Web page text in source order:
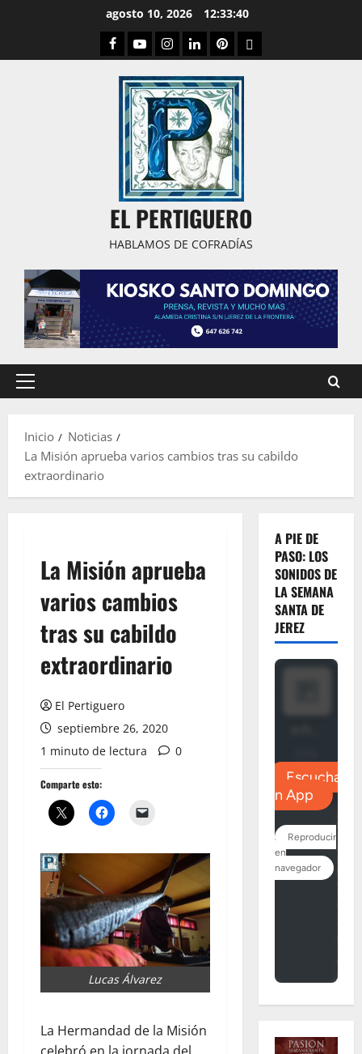
agosto 10, 2026 12:33:41
Facebook
YoutubeInstagram
LinkedPinterestDribbble
EL PERTIGUERO
HABLAMOS DE COFRADÍAS
Menú
Inicio
Noticias
La Misión aprueba varios cambios tras su cabildo
extraordinario
La Misión aprueba
varios cambios
tras su cabildo
extraordinario
El Pertiguero
septiembre 26, 2020
1 minuto de lectura
0
Comparte esto:
Lucas Álvarez
La Hermandad de la Misión
A PIE DE
PASO: LOS
SONIDOS DE
LA SEMANA
SANTA DE
JEREZ